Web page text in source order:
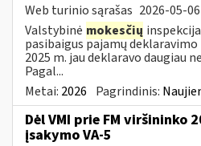
Web turinio sąrašas 2026-05-06
Valstybinė mokesčių
pasibaigus pajamų
2025 m. jau deklaravo daugiau
Pagal...
Metai: 2026 Pagrindinis:
Dėl VMI prie FM viršininko
įsakymo VA-5